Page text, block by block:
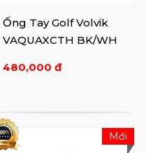
Ống Tay Golf Volvik
VAQUAXCTH BK/WH
480,000 đ
Mới